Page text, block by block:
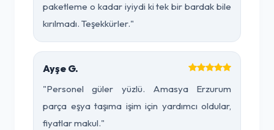
paketleme o kadar iyiydi ki tek bir bardak bile
kırılmadı. Teşekkürler."
Ayşe G.
"Personel güler yüzlü. Amasya Erzurum
parça eşya taşıma işim için yardımcı oldular,
fiyatlar makul."